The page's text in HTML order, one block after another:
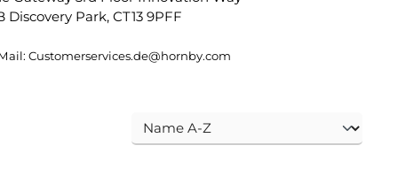
Discovery Park, CT13 9PFF
Customerservices.de@hornby.com